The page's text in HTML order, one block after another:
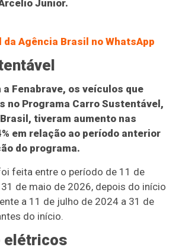
Junior.
daAgência Brasil no WhatsApp
a Fenabrave, os veículos que
no Programa Carro Sustentável,
tiveram aumento nas
em relação ao período anterior
do programa.
feita entre o período de 11 de
de maio de 2026, depois do início
a 11 de julho de 2024 a 31 de
do início.
elétricos